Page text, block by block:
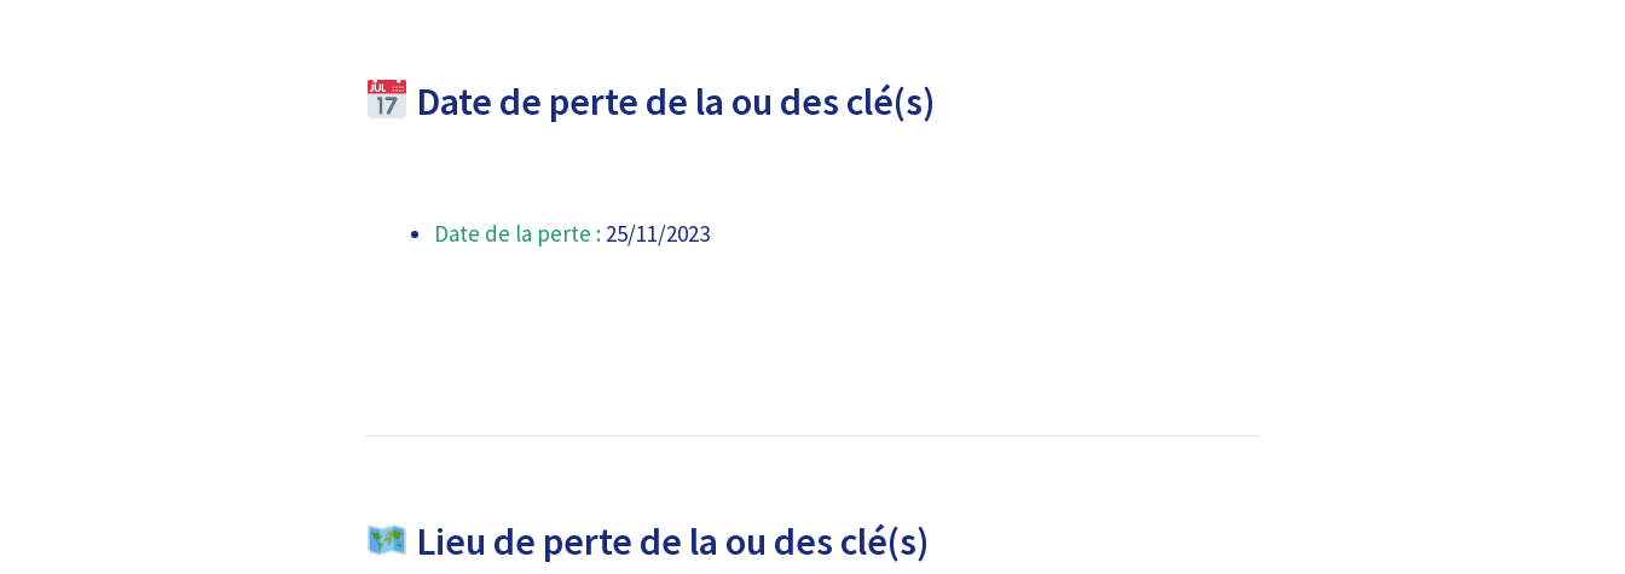
Date de perte de la ou des clé(s)
Date de la perte : 25/11/2023
Lieu de perte de la ou des clé(s)